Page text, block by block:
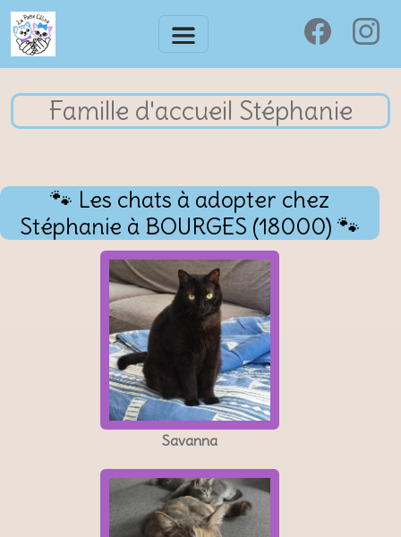
Famille d'accueil Stéphanie
🐾 Les chats à adopter chez
Stéphanie à BOURGES (18000) 🐾
Savanna